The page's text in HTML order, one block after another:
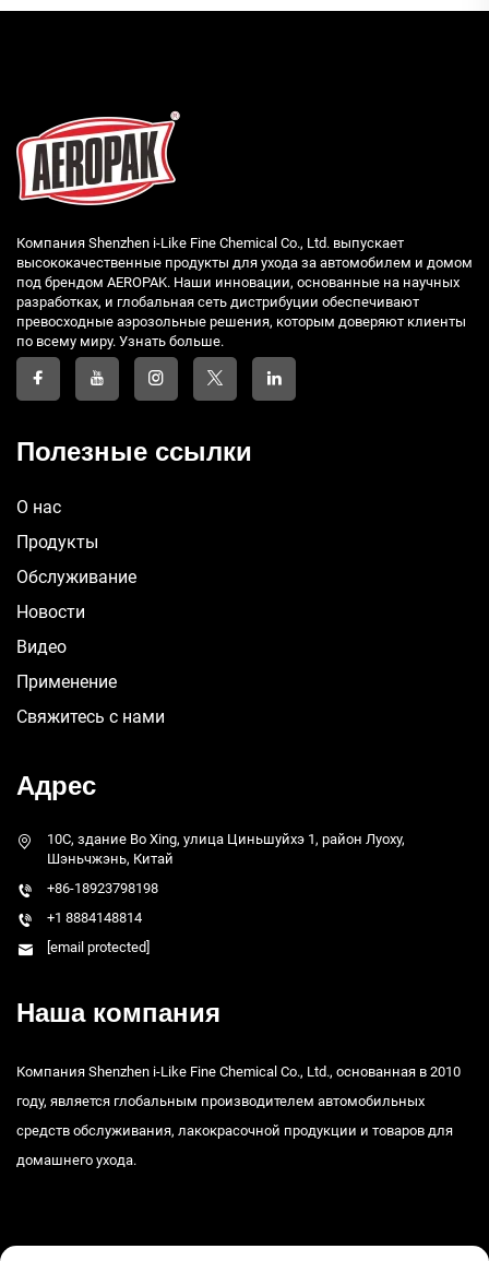
Компания Shenzhen i-Like Fine Chemical Co., Ltd. выпускает
высококачественные продукты для ухода за автомобилем и домом
под брендом AEROPAK. Наши инновации, основанные на научных
разработках, и глобальная сеть дистрибуции обеспечивают
превосходные аэрозольные решения, которым доверяют клиенты
по всему миру. Узнать больше.
Полезные ссылки
О нас
Продукты
Обслуживание
Новости
Видео
Применение
Свяжитесь с нами
Адрес
10C, здание Bo Xing, улица Циньшуйхэ 1, район Луоху,
Шэньчжэнь, Китай
+86-18923798198
+1 8884148814
[email protected]
Наша компания
Компания Shenzhen i-Like Fine Chemical Co., Ltd., основанная в 2010
году, является глобальным производителем автомобильных
средств обслуживания, лакокрасочной продукции и товаров для
домашнего ухода.